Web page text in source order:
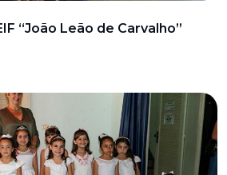
“João Leão de Carvalho”